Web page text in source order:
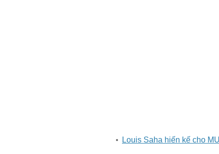
Louis Saha hiến kế cho